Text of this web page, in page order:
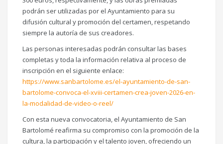
podrán ser utilizadas por el Ayuntamiento para su
difusión cultural y promoción del certamen, respetando
siempre la autoría de sus creadores.
Las personas interesadas podrán consultar las bases
completas y toda la información relativa al proceso de
inscripción en el siguiente enlace:
https://www.sanbartolome.es/el-ayuntamiento-de-san-
bartolome-convoca-el-xviii-certamen-crea-joven-2026-en-
la-modalidad-de-video-o-reel/
Con esta nueva convocatoria, el Ayuntamiento de San
Bartolomé reafirma su compromiso con la promoción de la
cultura, la participación y el talento joven, ofreciendo un